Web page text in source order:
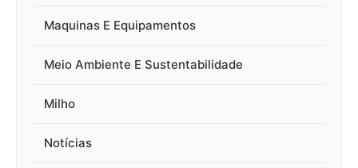
Maquinas E Equipamentos
Meio Ambiente E Sustentabilidade
Milho
Notícias